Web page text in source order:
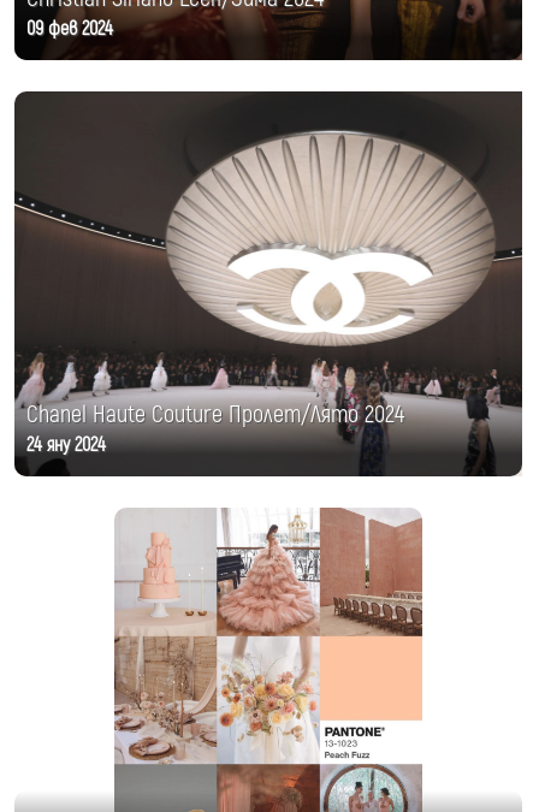
09 фев 2024
Chanel Haute Couture Пролет/Лято 2024
24 яну 2024